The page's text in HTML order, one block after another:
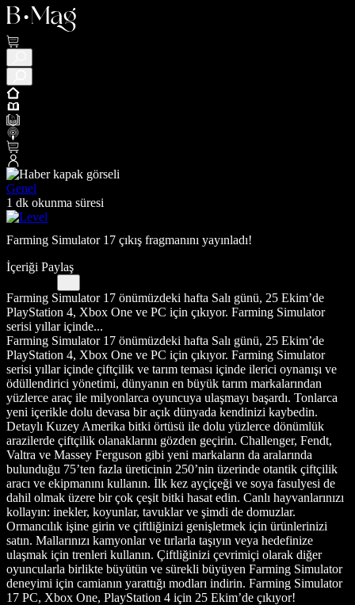
Genel
1 dk okunma süresi
Farming Simulator 17 çıkış fragmanını yayınladı!
İçeriği Paylaş
Farming Simulator 17 önümüzdeki hafta Salı günü, 25 Ekim’de
PlayStation 4, Xbox One ve PC için çıkıyor. Farming Simulator
serisi yıllar içinde...
Farming Simulator 17 önümüzdeki hafta Salı günü, 25 Ekim’de
PlayStation 4, Xbox One ve PC için çıkıyor. Farming Simulator
serisi yıllar içinde çiftçilik ve tarım teması içinde ilerici oynanışı ve
ödüllendirici yönetimi, dünyanın en büyük tarım markalarından
yüzlerce araç ile milyonlarca oyuncuya ulaşmayı başardı. Tonlarca
yeni içerikle dolu devasa bir açık dünyada kendinizi kaybedin.
Detaylı Kuzey Amerika bitki örtüsü ile dolu yüzlerce dönümlük
arazilerde çiftçilik olanaklarını gözden geçirin. Challenger, Fendt,
Valtra ve Massey Ferguson gibi yeni markaların da aralarında
bulunduğu 75’ten fazla üreticinin 250’nin üzerinde otantik çiftçilik
aracı ve ekipmanını kullanın. İlk kez ayçiçeği ve soya fasulyesi de
dahil olmak üzere bir çok çeşit bitki hasat edin. Canlı hayvanlarınızı
kollayın: inekler, koyunlar, tavuklar ve şimdi de domuzlar.
Ormancılık işine girin ve çiftliğinizi genişletmek için ürünlerinizi
satın. Mallarınızı kamyonlar ve tırlarla taşıyın veya hedefinize
ulaşmak için trenleri kullanın. Çiftliğinizi çevrimiçi olarak diğer
oyuncularla birlikte büyütün ve sürekli büyüyen Farming Simulator
deneyimi için camianın yarattığı modları indirin. Farming Simulator
17 PC, Xbox One, PlayStation 4 için 25 Ekim’de çıkıyor!